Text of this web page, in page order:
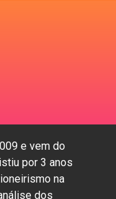
e vem do
por 3 anos
na
dos